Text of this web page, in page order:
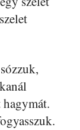
hagymát.